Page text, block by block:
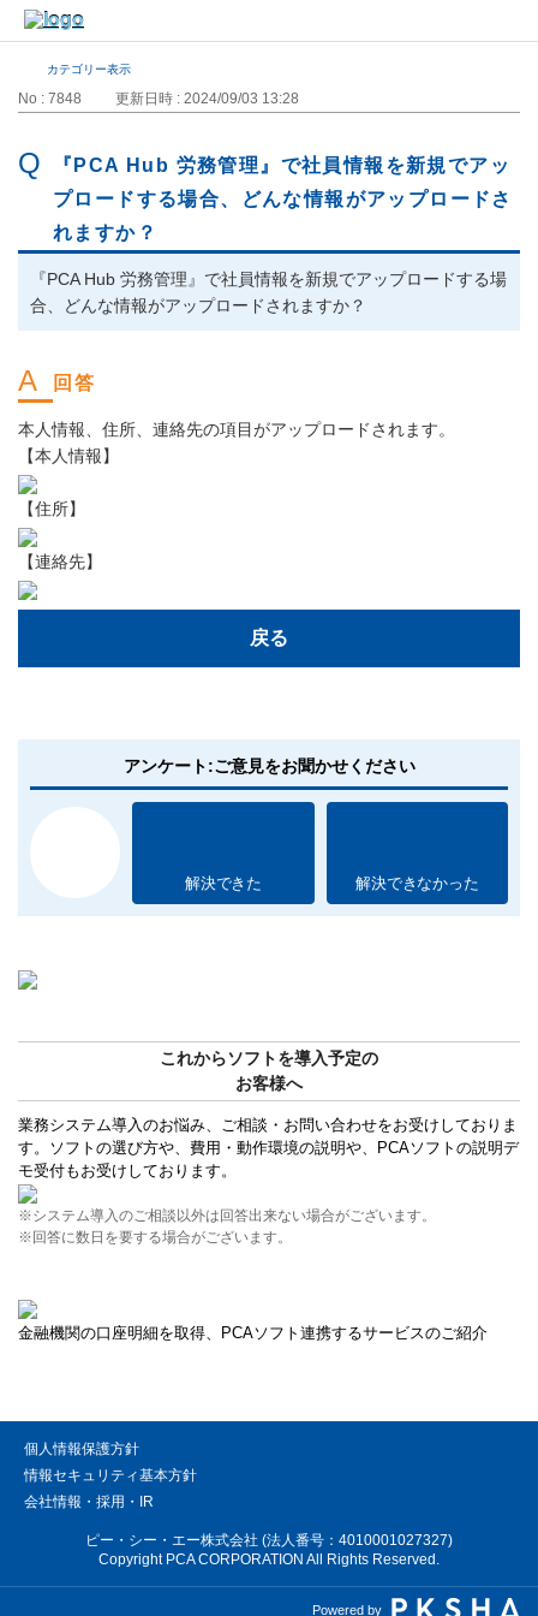
カテゴリー表示
No : 7848 更新日時 : 2024/09/03 13:28
『PCA Hub 労務管理』で社員情報を新規でアッ
プロードする場合、どんな情報がアップロードさ
れますか？
『PCA Hub 労務管理』で社員情報を新規でアップロードする場
合、どんな情報がアップロードされますか？
本人情報、住所、連絡先の項目がアップロードされます。
【本人情報】
【住所】
【連絡先】
戻る
アンケート:ご意見をお聞かせください
解決できた 解決できなかった
これからソフトを導入予定の
お客様へ
業務システム導入のお悩み、ご相談・お問い合わせをお受けしておりま
す。ソフトの選び方や、費用・動作環境の説明や、PCAソフトの説明デ
モ受付もお受けしております。
※システム導入のご相談以外は回答出来ない場合がございます。
※回答に数日を要する場合がございます。
金融機関の口座明細を取得、PCAソフト連携するサービスのご紹介
個人情報保護方針
情報セキュリティ基本方針
会社情報・採用・IR
ピー・シー・エー株式会社 (法人番号：4010001027327)
Copyright PCA CORPORATION All Rights Reserved.
Powered by